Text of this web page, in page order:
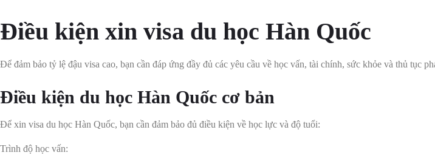
Điều kiện xin visa du học Hàn Quốc
Để đảm bảo tỷ lệ đậu visa cao, bạn cần đáp ứng đầy đủ các yêu cầu về học vấn, tài chính, sức khỏe và thủ tục
Điều kiện du học Hàn Quốc cơ bản
Để xin visa du học Hàn Quốc, bạn cần đảm bảo đủ điều kiện về học lực và độ tuổi:
Trình độ học vấn: